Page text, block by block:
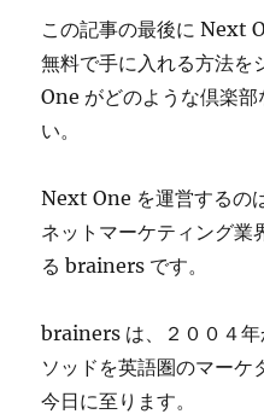
この記事の最後に Next
無料で手に入れる方法
One がどのような倶楽
い。
Next One を運営するの
ネットマーケティング業
る brainers です。
brainers は、２００４年
ソッドを英語圏のマーケ
今日に至ります。